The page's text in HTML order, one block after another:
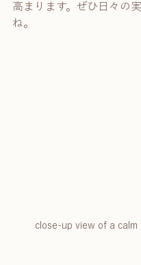
高まります。ぜひ日々の
ね。
close-up view of a